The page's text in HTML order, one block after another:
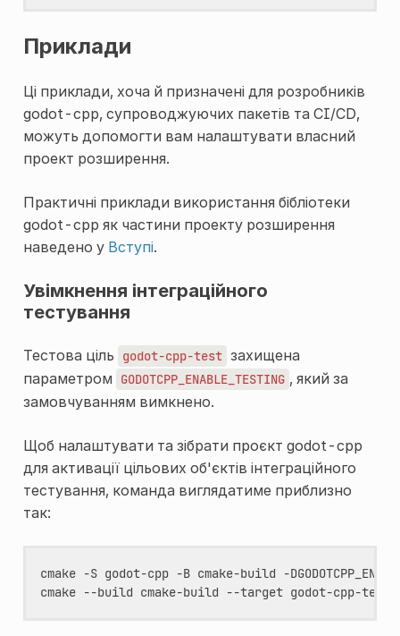
Приклади
Ці приклади, хоча й призначені для розробників
godot-cpp, супроводжуючих пакетів та CI/CD,
можуть допомогти вам налаштувати власний
проект розширення.
Практичні приклади використання бібліотеки
godot-cpp як частини проекту розширення
наведено у Вступі.
Увімкнення інтеграційного
тестування
Тестова ціль godot-cpp-test захищена
параметром
GODOTCPP_ENABLE_TESTING , який за
замовчуванням вимкнено.
Щоб налаштувати та зібрати проєкт godot-cpp
для активації цільових об'єктів інтеграційного
тестування, команда виглядатиме приблизно
так:
cmake -S godot-cpp -B cmake-build
-
cmake --build cmake-build --target